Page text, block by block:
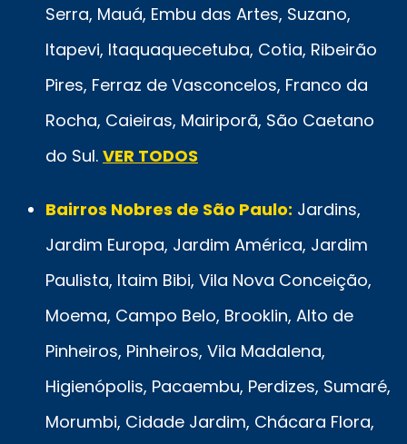
Serra, Mauá, Embu das Artes, Suzano,
Itapevi, Itaquaquecetuba, Cotia, Ribeirão
Pires, Ferraz de Vasconcelos, Franco da
Rocha, Caieiras, Mairiporã, São Caetano
do Sul. VER TODOS
Bairros Nobres de São Paulo: Jardins,
Jardim Europa, Jardim América, Jardim
Paulista, Itaim Bibi, Vila Nova Conceição,
Moema, Campo Belo, Brooklin, Alto de
Pinheiros, Pinheiros, Vila Madalena,
Higienópolis, Pacaembu, Perdizes, Sumaré,
Morumbi, Cidade Jardim, Chácara Flora,